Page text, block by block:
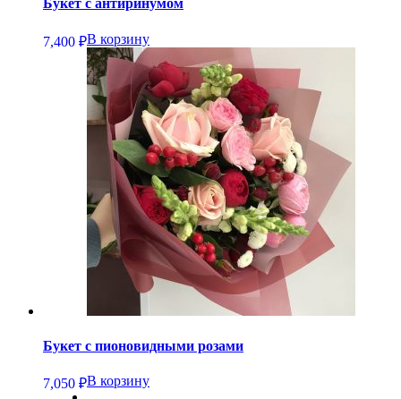
Букет с антиринумом
7,400 ₽В корзину
Букет с пионовидными розами
7,050 ₽В корзину